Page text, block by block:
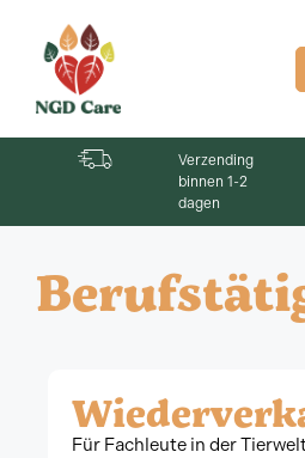
Verzending
binnen 1-2
dagen
Für Fachleute in der